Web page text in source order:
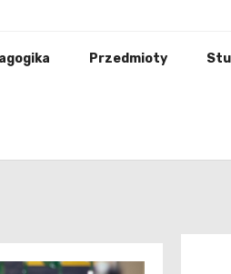
Przedmioty